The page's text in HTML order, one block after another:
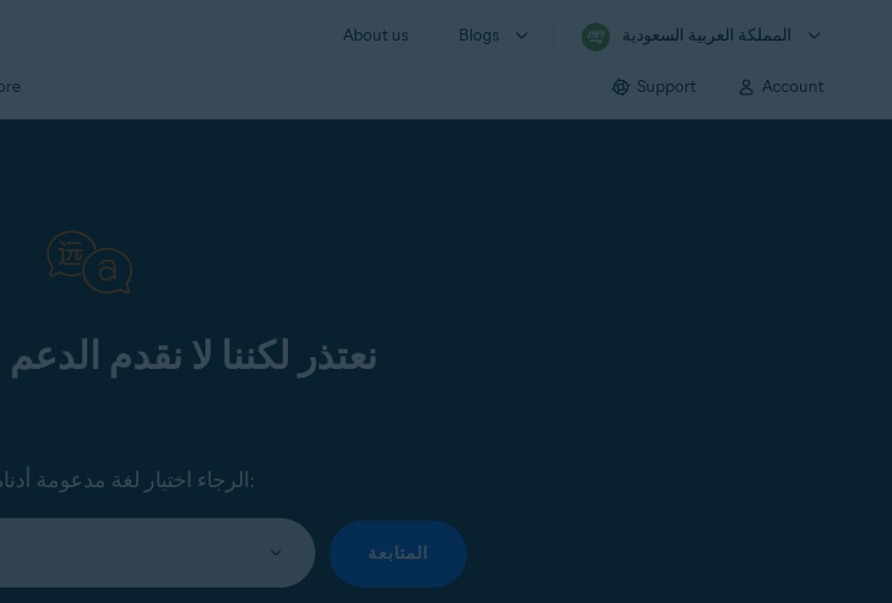
About us Blogs المملكة العربية السعودية
Support Account
نعتذر لكننا لا نقدم الدعم
الرجاء اختيار لغة مدعومة أدناه للمتابعة:
المتابعة